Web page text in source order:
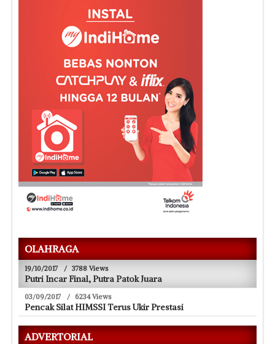
OLAHRAGA
19/10/2017 / 3788 Views
Putri Incar Final, Putra Patok Juara
03/09/2017 / 6234 Views
Pencak Silat HIMSSI Terus Ukir Prestasi
ADVERTORIAL